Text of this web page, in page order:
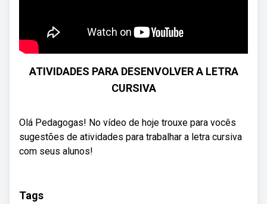
ATIVIDADES PARA DESENVOLVER A LETRA
CURSIVA
Olá Pedagogas! No vídeo de hoje trouxe para vocês
sugestões de atividades para trabalhar a letra cursiva
com seus alunos!
Tags